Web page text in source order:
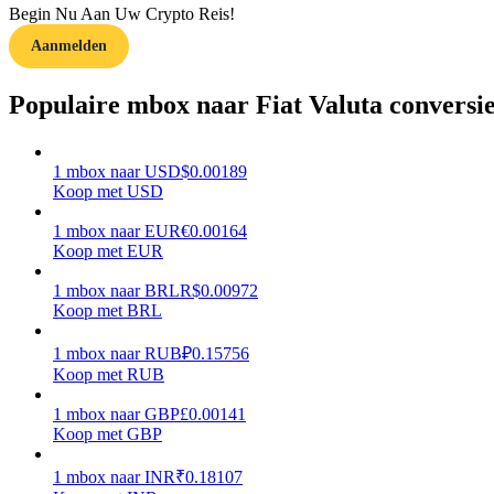
Gids
Handelsstrategieën
Leer hoe u winstgevend kunt blijven
Begin Nu Aan Uw Crypto Reis!
Aanmelden
Populaire mbox naar Fiat Valuta
1 mbox naar USD$0.00189
Koop met USD
1 mbox naar EUR€0.00164
Koop met EUR
1 mbox naar BRLR$0.00972
Koop met BRL
1 mbox naar RUB₽0.15756
Koop met RUB
1 mbox naar GBP£0.00141
Koop met GBP
1 mbox naar INR₹0.18107